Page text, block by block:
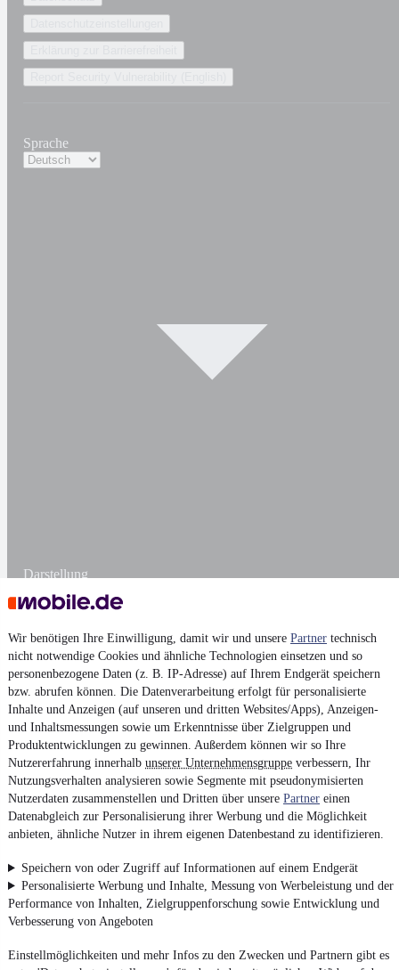
Wir benötigen Ihre Einwilligung, damit wir und unsere Partner technisch
nicht notwendige Cookies und ähnliche Technologien einsetzen und so
personenbezogene Daten (z. B. IP-Adresse) auf Ihrem Endgerät speichern
bzw. abrufen können. Die Datenverarbeitung erfolgt für personalisierte
Inhalte und Anzeigen (auf unseren und dritten Websites/Apps), Anzeigen-
und Inhaltsmessungen sowie um Erkenntnisse über Zielgruppen und
Produktentwicklungen zu gewinnen. Außerdem können wir so Ihre
Nutzererfahrung innerhalb unserer Unternehmensgruppe verbessern, Ihr
Nutzungsverhalten analysieren sowie Segmente mit pseudonymisierten
Nutzerdaten zusammenstellen und Dritten über unsere Partner einen
Datenabgleich zur Personalisierung ihrer Werbung und die Möglichkeit
anbieten, ähnliche Nutzer in ihrem eigenen Datenbestand zu identifizieren.
Speichern von oder Zugriff auf Informationen auf einem Endgerät
Personalisierte Werbung und Inhalte, Messung von Werbeleistung und der
Performance von Inhalten, Zielgruppenforschung sowie Entwicklung und
Verbesserung von Angeboten
Einstellmöglichkeiten und mehr Infos zu den Zwecken und Partnern gibt es
Sprache
Darstellung